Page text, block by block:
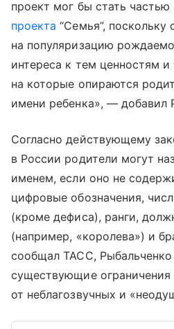
проект мог бы стать частью
проекта “Семья”, поскольку
на популяризацию
интереса к тем ценностям
на которые опираются
имени ребенка», — добавил
Согласно действующему
в России родители могут
именем, если оно не
цифровые обозначения,
(кроме дефиса), ранги,
(например, «королева») и
сообщал ТАСС,
существующие
от неблагозвучных и